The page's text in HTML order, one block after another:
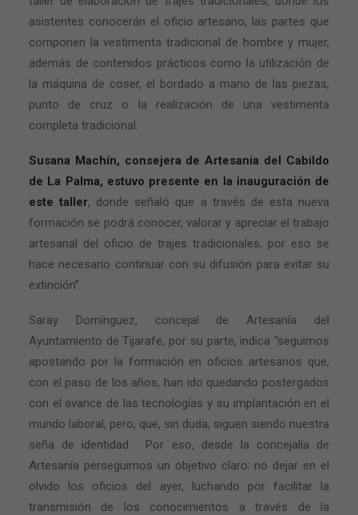
asistentes conocerán el oficio artesano, las partes que
componen la vestimenta tradicional de hombre y mujer,
además de contenidos prácticos como la utilización de
la máquina de coser, el bordado a mano de las piezas,
punto de cruz o la realización de una vestimenta
completa tradicional.
Susana Machín, consejera de Artesanía del Cabildo
de La Palma, estuvo presente en la inauguración de
este taller, donde señaló que a través de esta nueva
formación se podrá conocer, valorar y apreciar el trabajo
artesanal del oficio de trajes tradicionales, por eso se
hace necesario continuar con su difusión para evitar su
extinción”.
Saray Domínguez, concejal de Artesanía del
Ayuntamiento de Tijarafe, por su parte, indica “seguimos
apostando por la formación en oficios artesanos que,
con el paso de los años, han ido quedando postergados
con el avance de las tecnologías y su implantación en el
mundo laboral, pero, que, sin duda, siguen siendo nuestra
seña de identidad.
Por eso, desde la concejalía de
Artesanía perseguimos un objetivo claro: no dejar en el
olvido los oficios del ayer, luchando por facilitar la
transmisión de los conocimientos a través de la